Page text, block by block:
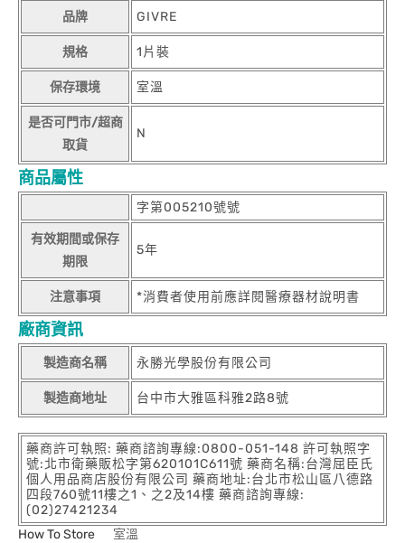
品牌 GIVRE
規格 1片裝
保存環境 室溫
是否可門市/超商
取貨
N
商品屬性
字第005210號號
有效期間或保存
期限
5年
注意事項 *消費者使用前應詳閱醫療器材說明書
廠商資訊
製造商名稱 永勝光學股份有限公司
製造商地址 台中市大雅區科雅2路8號
藥商許可執照: 藥商諮詢專線:0800-051-148 許可執照字
號:北市衛藥販松字第620101C611號 藥商名稱:台灣屈臣氏
個人用品商店股份有限公司 藥商地址:台北市松山區八德路
四段760號11樓之1、之2及14樓 藥商諮詢專線:
(02)27421234
How To Store
室溫